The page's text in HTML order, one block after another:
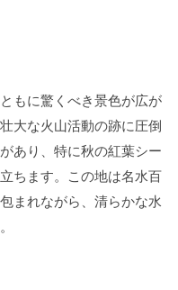
もに驚くべき景色が広が
大な火山活動の跡に圧倒
あり、特に秋の紅葉シー
ちます。この地は名水百
まれながら、清らかな水